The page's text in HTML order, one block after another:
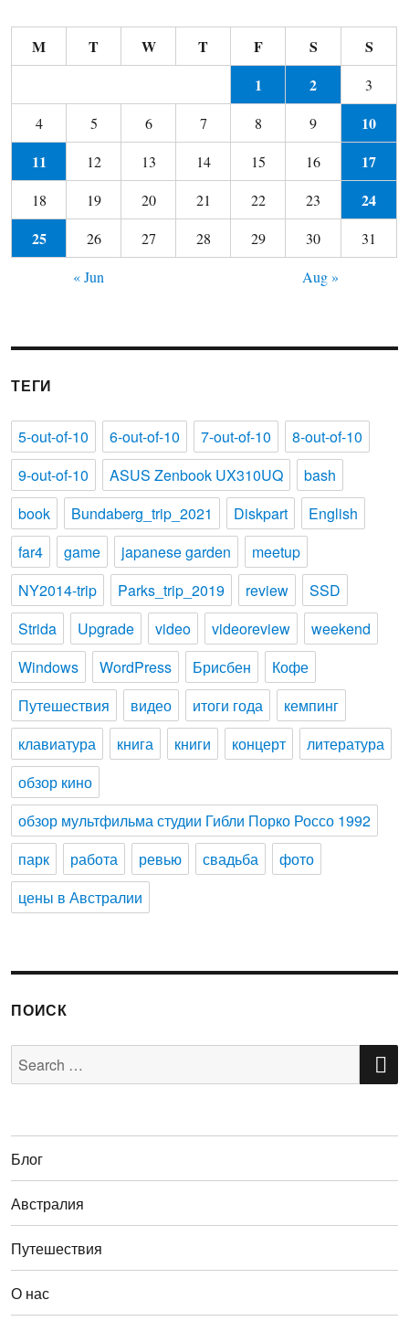
M T W T F S
S
1
2
3
4
5 6 7 8 9
10
11
12 13 14 15 16 17
18 19 20 21 22 23
24
25
26 27 28 29 30
31
« Jun
Aug »
ТЕГИ
5-out-of-10 6-out-of-10 7-out-of-10
8-out-of-10
9-out-of-10
ASUS Zenbook UX310UQ
bash
book
Bundaberg_trip_2021 Diskpart
English
far4
game japanese garden
meetup
NY2014-trip
Parks_trip_2019 review
SSD
Strida
Upgrade video videoreview
weekend
Windows
WordPress Брисбен
Кофе
Путешествия
видео итоги года
кемпинг
клавиатура
книга книги концерт
литература
обзор кино
обзор мультфильма студии Гибли Порко Россо 1992
парк
работа ревью свадьба
фото
цены в Австралии
ПОИСК
Search
for:
Блог
Австралия
Путешествия
О нас